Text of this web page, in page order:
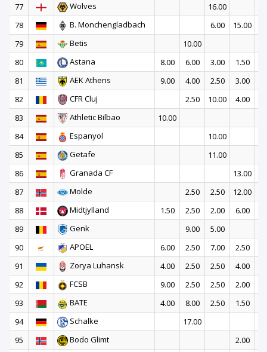
77
Wolves
16.00
78
B. Monchengladbach 6.00
15.00
79
Betis 10.00
80
Astana 8.00 6.00 3.00 1.50
81
AEK Athens 9.00 4.00 2.50 3.00
82
CFR Cluj 2.50 10.00 4.00
83
Athletic Bilbao
10.00
84
Espanyol
10.00
85
Getafe
11.00
86
Granada CF
13.00
87
Molde 2.50 2.50 12.00
88
Midtjylland 1.50 2.50 2.00 6.00
89
Genk 9.00 5.00
90
APOEL 6.00 2.50 7.00
2.50
91
Zorya Luhansk 4.00 2.50 2.50 4.00
92
FCSB 9.00 2.50 2.50 2.00
93
BATE 4.00 8.00 2.50 1.50
94
Schalke
17.00
95
Bodo Glimt 2.00